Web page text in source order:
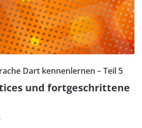
Dart kennenlernen – Teil 5
und fortgeschrittene